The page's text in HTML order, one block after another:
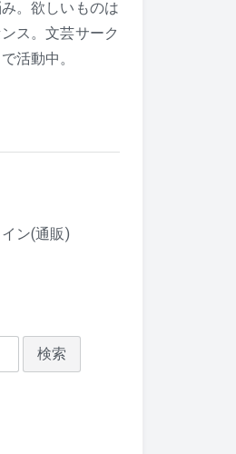
。欲しいものは
ス。文芸サーク
活動中。
ン(通販)